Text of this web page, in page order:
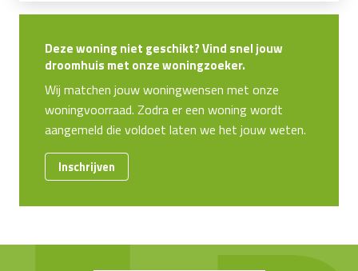
Deze woning niet geschikt? Vind snel jouw
droomhuis met onze woningzoeker.
Wij matchen jouw woningwensen met onze
woningvoorraad. Zodra er een woning wordt
aangemeld die voldoet laten we het jouw weten.
Inschrijven